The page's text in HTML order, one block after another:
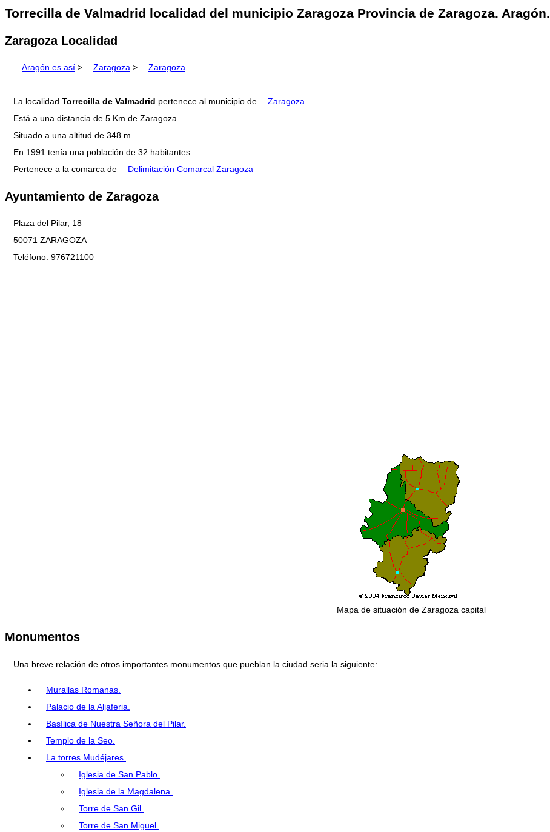
Torrecilla de Valmadrid localidad del municipio Zaragoza Provincia de Zaragoza. Aragón.
Zaragoza Localidad
Aragón es así > Zaragoza > Zaragoza
La localidad Torrecilla de Valmadrid pertenece al municipio de
Zaragoza
Está a una distancia de 5 Km de Zaragoza
Situado a una altitud de 348 m
En 1991 tenía una población de 32 habitantes
Pertenece a la comarca de
Delimitación Comarcal Zaragoza
Ayuntamiento de Zaragoza
Plaza del Pilar, 18
50071 ZARAGOZA
Teléfono: 976721100
Mapa de situación de Zaragoza capital
Monumentos
Una breve relación de otros importantes monumentos que pueblan la ciudad seria la siguiente:
Murallas Romanas.
Palacio de la Aljaferia.
Basílica de Nuestra Señora del Pilar.
Templo de la Seo.
La torres Mudéjares.
Iglesia de San Pablo.
Iglesia de la Magdalena.
Torre de San Gil.
Torre de San Miguel.